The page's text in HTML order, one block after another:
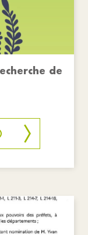
de